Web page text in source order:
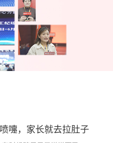
嚏，家长就去拉肚子